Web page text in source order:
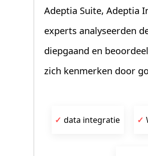
Adeptia Suite, Adeptia
experts analyseerden
diepgaand en
zich kenmerken door
data integratie